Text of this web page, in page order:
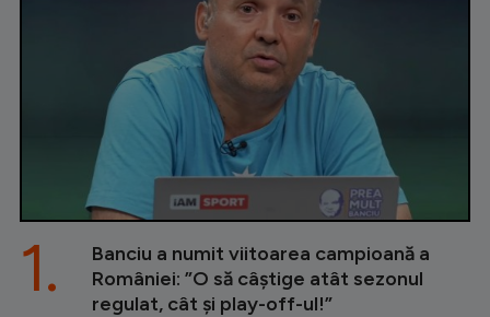
Banciu a numit viitoarea campioană a
României: ”O să câștige atât sezonul
regulat, cât și play-off-ul!”
1.